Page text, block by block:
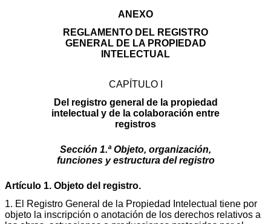
ANEXO
REGLAMENTO DEL REGISTRO
GENERAL DE LA PROPIEDAD
INTELECTUAL
CAPÍTULO I
Del registro general de la propiedad
intelectual y de la colaboración entre
registros
Sección 1.ª Objeto, organización,
funciones y estructura del registro
Artículo 1. Objeto del registro.
1. El Registro General de la Propiedad Intelectual tiene por
objeto la inscripción o anotación de los derechos relativos a